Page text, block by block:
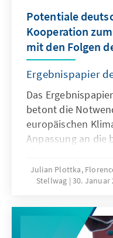
Potentiale
Kooperation
mit den Folgen
Ergebnispapier
Das
betont die
europäischen
Anpassung an die
konzentriert.
Text hebt die
Julian Plottka,
Stellwag 30. Januar